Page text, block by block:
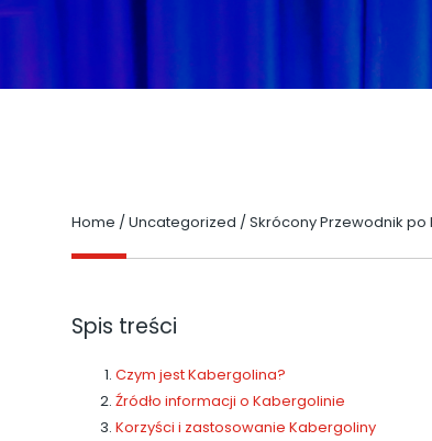
Home /Uncategorized /Skrócony Przewodnik
Spis treści
Czym jest Kabergolina?
Źródło informacji o Kabergolinie
Korzyści i zastosowanie Kabergoliny